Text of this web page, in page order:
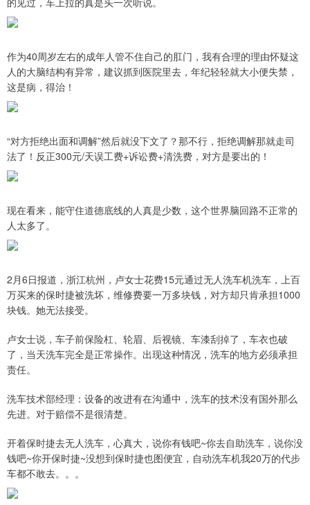
作为40周岁左右的成年人管不住自己的肛门，我有合理的理由怀疑这
人的大脑结构有异常，建议抓到医院里去，年纪轻轻就大小便失禁，
这是病，得治！
“对方拒绝出面和调解”然后就没下文了？那不行，拒绝调解那就走司
法了！反正300元/天误工费+诉讼费+清洗费，对方是要出的！
现在看来，能守住道德底线的人真是少数，这个世界脑回路不正常的
人太多了。
2月6日报道，浙江杭州，卢女士花费15元通过无人洗车机洗车，上百
万买来的保时捷被洗坏，维修费要一万多块钱，对方却只肯承担1000
块钱。她无法接受。
卢女士说，车子前保险杠、轮眉、后视镜、车漆刮掉了，车衣也破
了，当天洗车完全是正常操作。出现这种情况，洗车的地方必须承担
责任。
洗车技术部经理：设备的改进有在沟通中，洗车的技术没有国外那么
先进。对于赔偿不是很清楚。
开着保时捷去无人洗车，心真大，说你有钱吧~你去自助洗车，说你没
钱吧~你开保时捷~没想到保时捷也图便宜，自动洗车机我20万的代步
车都不敢去。。。